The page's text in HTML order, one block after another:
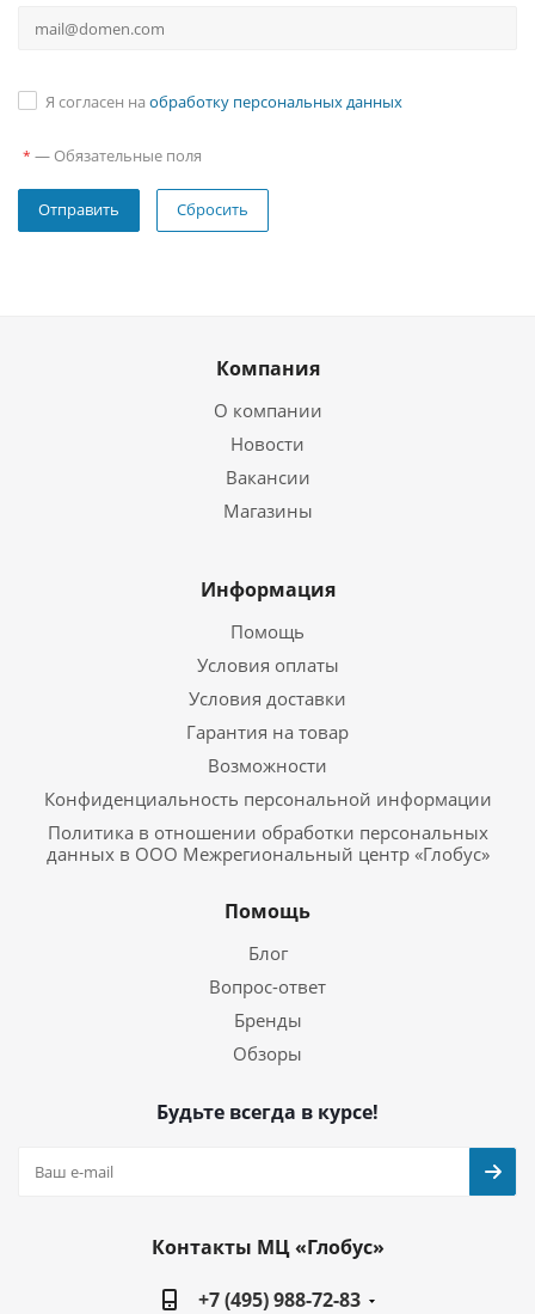
Я согласен на обработку персональных данных
* — Обязательные поля
Сбросить
Компания
О компании
Новости
Вакансии
Магазины
Информация
Помощь
Условия оплаты
Условия доставки
Гарантия на товар
Возможности
Конфиденциальность персональной информации
Политика в отношении обработки персональных
данных в ООО Межрегиональный центр «Глобус»
Помощь
Блог
Вопрос-ответ
Бренды
Обзоры
Будьте всегда в курсе!
Контакты МЦ «Глобус»
+7 (495) 988-72-83